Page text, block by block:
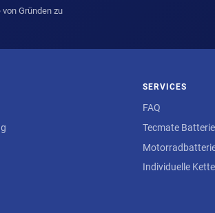
Gründen zu
SERVICES
FAQ
Tecmate
Individuelle